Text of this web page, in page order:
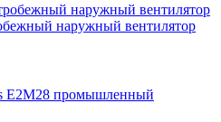
наружный вентилятор